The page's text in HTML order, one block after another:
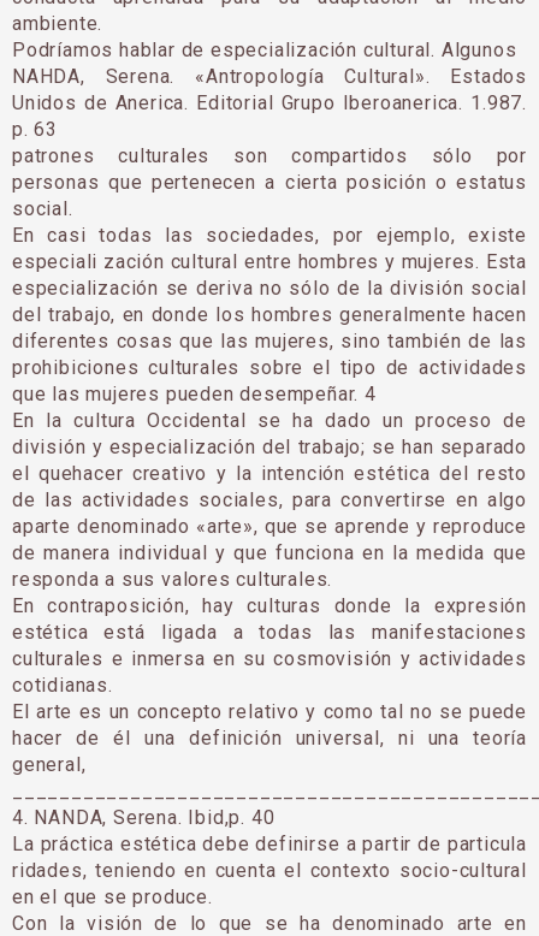
ambiente.
Podríamos hablar de especialización cultural. Algunos
NAHDA, Serena. «Antropología Cultural». Estados
Unidos de Anerica. Editorial Grupo Iberoanerica. 1.987.
p. 63
patrones culturales son compartidos sólo por
personas que pertenecen a cierta posición o estatus
social.
En casi todas las sociedades, por ejemplo, existe
especiali zación cultural entre hombres y mujeres. Esta
especialización se deriva no sólo de la división social
del trabajo, en donde los hombres generalmente hacen
diferentes cosas que las mujeres, sino también de las
prohibiciones culturales sobre el tipo de actividades
que las mujeres pueden desempeñar. 4
En la cultura Occidental se ha dado un proceso de
división y especialización del trabajo; se han separado
el quehacer creativo y la intención estética del resto
de las actividades sociales, para convertirse en algo
aparte denominado «arte», que se aprende y reproduce
de manera individual y que funciona en la medida que
responda a sus valores culturales.
En contraposición, hay culturas donde la expresión
estética está ligada a todas las manifestaciones
culturales e inmersa en su cosmovisión y actividades
cotidianas.
El arte es un concepto relativo y como tal no se puede
hacer de él una definición universal, ni una teoría
general,
4. NANDA, Serena. Ibid,p. 40
La práctica estética debe definirse a partir de particula
ridades, teniendo en cuenta el contexto socio-cultural
en el que se produce.
Con la visión de lo que se ha denominado arte en